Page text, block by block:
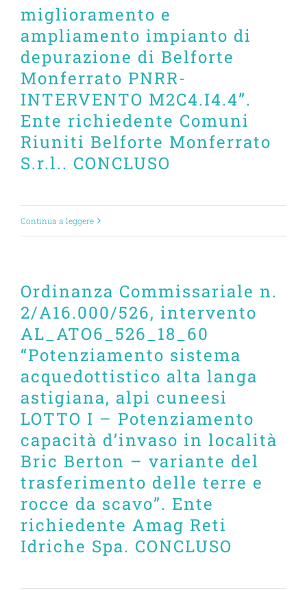
miglioramento e
ampliamento impianto di
depurazione di Belforte
Monferrato PNRR-
INTERVENTO M2C4.I4.4”.
Ente richiedente Comuni
Riuniti Belforte Monferrato
S.r.l.. CONCLUSO
Continua a leggere
Ordinanza Commissariale n.
2/A16.000/526, intervento
AL_ATO6_526_18_60
“Potenziamento sistema
acquedottistico alta langa
astigiana, alpi cuneesi
LOTTO I – Potenziamento
capacità d’invaso in località
Bric Berton – variante del
trasferimento delle terre e
rocce da scavo”. Ente
richiedente Amag Reti
Idriche Spa. CONCLUSO